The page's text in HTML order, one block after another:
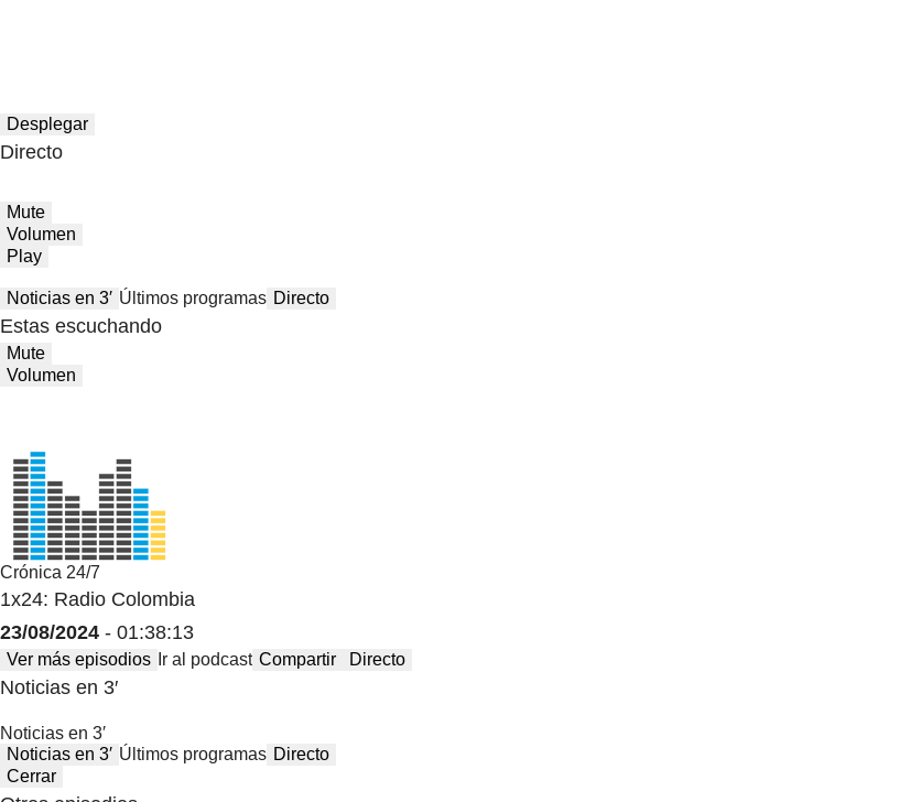
Desplegar
Directo
Mute
Volumen
Play
Noticias en 3′ Últimos programas Directo
Estas escuchando
Mute
Volumen
Crónica 24/7
1x24: Radio Colombia
23/08/2024 - 01:38:13
Ver más episodios Ir al podcast Compartir Directo
Noticias en 3′
Noticias en 3′
Noticias en 3′ Últimos programas Directo
Cerrar